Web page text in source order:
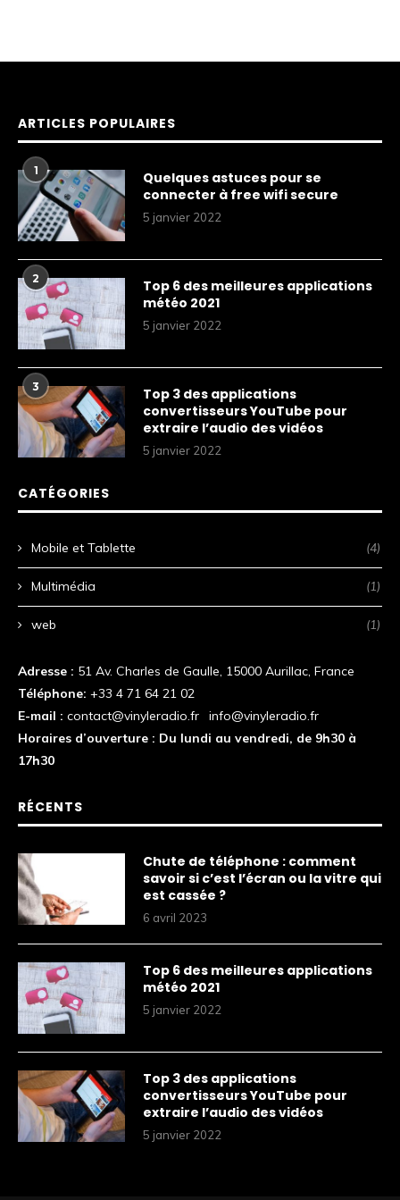
ARTICLES POPULAIRES
1
Quelques astuces pour se
connecter à free wifi secure
5 janvier 2022
2
Top 6 des meilleures applications
météo 2021
5 janvier 2022
3
Top 3 des applications
convertisseurs YouTube pour
extraire l’audio des vidéos
5 janvier 2022
CATÉGORIES
Mobile et Tablette (4)
Multimédia (1)
web (1)
Adresse : 51 Av. Charles de Gaulle, 15000 Aurillac, France
Téléphone: +33 4 71 64 21 02
E-mail : contact@vinyleradio.fr
info@vinyleradio.fr
Horaires d’ouverture : Du lundi au vendredi, de 9h30 à
17h30
RÉCENTS
Chute de téléphone : comment
savoir si c’est l’écran ou la vitre qui
est cassée ?
6 avril 2023
Top 6 des meilleures applications
météo 2021
5 janvier 2022
Top 3 des applications
convertisseurs YouTube pour
extraire l’audio des vidéos
5 janvier 2022